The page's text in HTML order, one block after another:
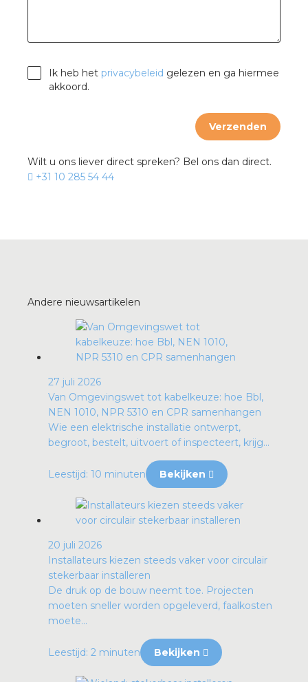
Ik heb het privacybeleid gelezen en ga hiermee
akkoord.
Verzenden
Wilt u ons liever direct spreken? Bel ons dan direct.
+31 10 285 54 44
Andere nieuwsartikelen
27 juli 2026
Van Omgevingswet tot kabelkeuze: hoe Bbl,
NEN 1010, NPR 5310 en CPR samenhangen
Wie een elektrische installatie ontwerpt,
begroot, bestelt, uitvoert of inspecteert, krijg...
Leestijd: 10 minuten Bekijken
20 juli 2026
Installateurs kiezen steeds vaker voor circulair
stekerbaar installeren
De druk op de bouw neemt toe. Projecten
moeten sneller worden opgeleverd, faalkosten
moete...
Leestijd: 2 minuten Bekijken